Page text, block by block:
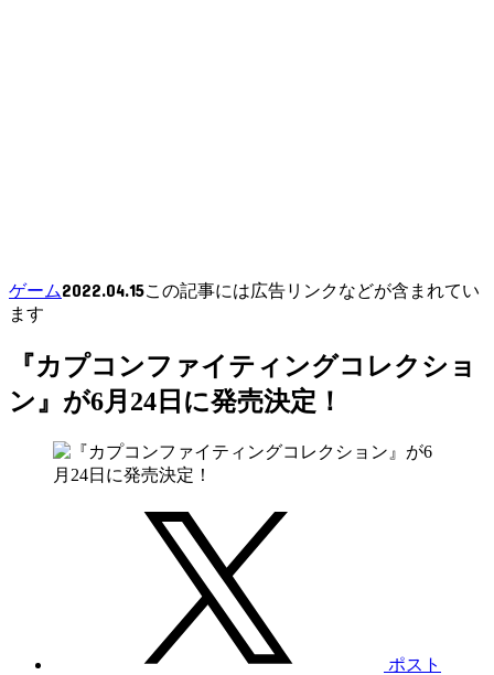
ゲーム2022.04.15この記事には広告リンクなどが含まれてい
ます
『カプコンファイティングコレクショ
ン』が6月24日に発売決定！
ポスト